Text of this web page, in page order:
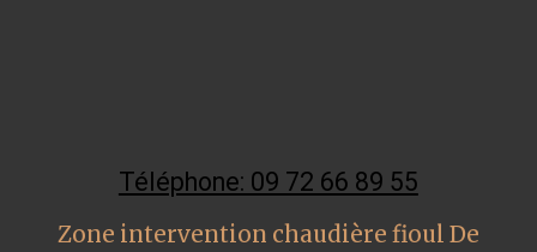
Téléphone: 09 72 66 89 55
Zone intervention chaudière fioul De